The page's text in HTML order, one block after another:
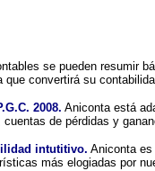
se pueden resumir
que convertirá su
2008. Aniconta está
de pérdidas y
intutitivo. Aniconta
más elogiadas por